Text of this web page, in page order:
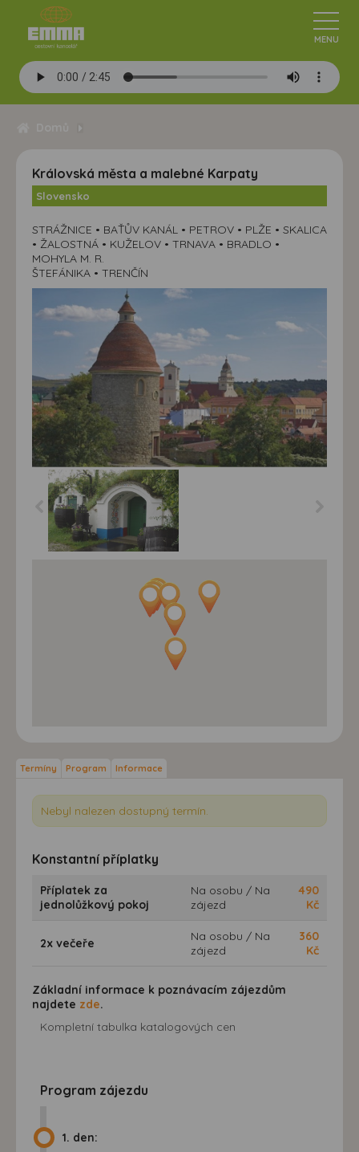
Královská města a malebné Karpaty
Slovensko
STRÁŽNICE • BAŤŮV KANÁL • PETROV • PLŽE • SKALICA
• ŽALOSTNÁ • KUŽELOV • TRNAVA • BRADLO •
MOHYLA M. R.
ŠTEFÁNIKA • TRENČÍN
Malované barokní
Termíny Program Informace
Nebyl nalezen dostupný termín.
Konstantní příplatky
Příplatek za
jednolůžkový pokoj
Na osobu / Na
zájezd
490
Kč
2x večeře
Na osobu / Na
zájezd
360
Kč
Základní informace k poznávacím zájezdům
najdete zde.
Kompletní tabulka katalogových cen
Program zájezdu
1. den: